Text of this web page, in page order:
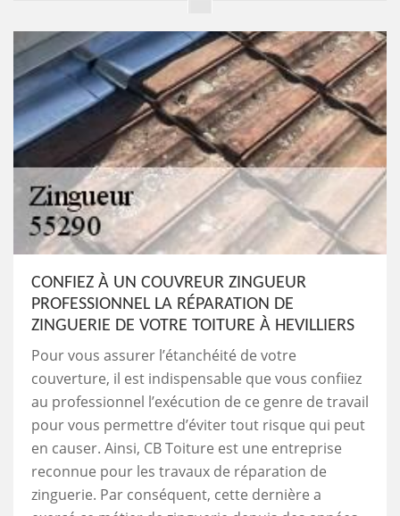
CONFIEZ À UN COUVREUR ZINGUEUR
PROFESSIONNEL LA RÉPARATION DE
ZINGUERIE DE VOTRE TOITURE À HEVILLIERS
Pour vous assurer l’étanchéité de votre
couverture, il est indispensable que vous confiiez
au professionnel l’exécution de ce genre de travail
pour vous permettre d’éviter tout risque qui peut
en causer. Ainsi, CB Toiture est une entreprise
reconnue pour les travaux de réparation de
zinguerie. Par conséquent, cette dernière a